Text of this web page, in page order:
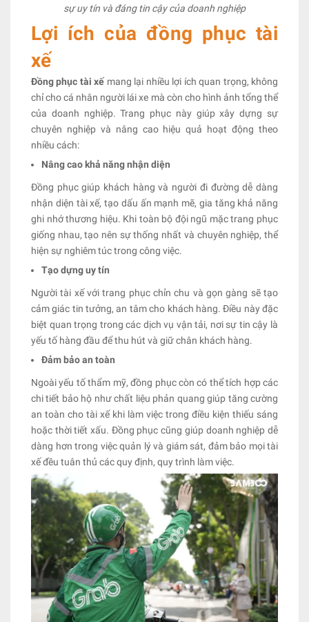
sự uy tín và đáng tin cậy của doanh nghiệp
Lợi ích của đồng phục tài
xế
Đồng phục tài xế mang lại nhiều lợi ích quan trọng, không
chỉ cho cá nhân người lái xe mà còn cho hình ảnh tổng thể
của doanh nghiệp. Trang phục này giúp xây dựng sự
chuyên nghiệp và nâng cao hiệu quả hoạt động theo
nhiều cách:
Nâng cao khả năng nhận diện
Đồng phục giúp khách hàng và người đi đường dễ dàng
nhận diện tài xế, tạo dấu ấn mạnh mẽ, gia tăng khả năng
ghi nhớ thương hiệu. Khi toàn bộ đội ngũ mặc trang phục
giống nhau, tạo nên sự thống nhất và chuyên nghiệp, thể
hiện sự nghiêm túc trong công việc.
Tạo dựng uy tín
Người tài xế với trang phục chỉn chu và gọn gàng sẽ tạo
cảm giác tin tưởng, an tâm cho khách hàng. Điều này đặc
biệt quan trọng trong các dịch vụ vận tải, nơi sự tin cậy là
yếu tố hàng đầu để thu hút và giữ chân khách hàng.
Đảm bảo an toàn
Ngoài yếu tố thẩm mỹ, đồng phục còn có thể tích hợp các
chi tiết bảo hộ như chất liệu phản quang giúp tăng cường
an toàn cho tài xế khi làm việc trong điều kiện thiếu sáng
hoặc thời tiết xấu. Đồng phục cũng giúp doanh nghiệp dễ
dàng hơn trong việc quản lý và giám sát, đảm bảo mọi tài
xế đều tuân thủ các quy định, quy trình làm việc.